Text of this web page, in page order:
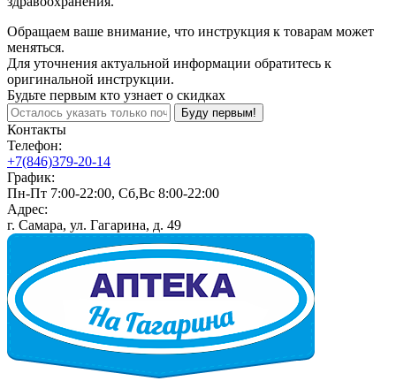
Обращаем ваше внимание, что инструкция к товарам может
меняться.
Для уточнения актуальной информации обратитесь к
оригинальной инструкции.
Будьте первым кто узнает о скидках
Буду первым!
Контакты
Телефон:
+7(846)379-20-14
График:
Пн-Пт 7:00-22:00, Сб,Вс 8:00-22:00
Адрес:
г. Самара, ул. Гагарина, д. 49